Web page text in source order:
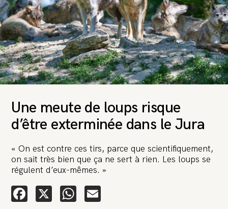
Une meute de loups risque
d’être exterminée dans le Jura
« On est contre ces tirs, parce que scientifiquement,
on sait très bien que ça ne sert à rien. Les loups se
régulent d’eux-mêmes. »
Facebook
X WhatsApp